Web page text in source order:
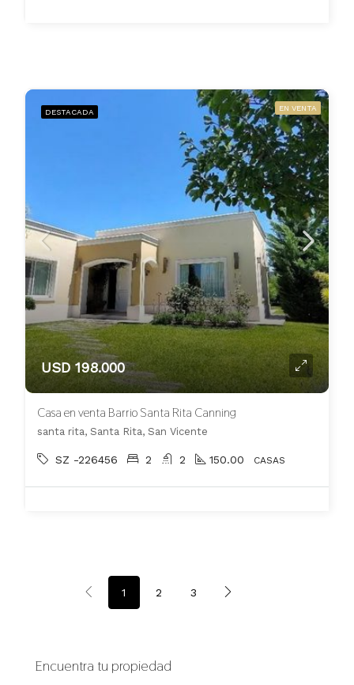
DESTACADA EN VENTA
USD 198.000
Casa en venta Barrio Santa Rita Canning
santa rita, Santa Rita, San Vicente
SZ -226456 2 2 150.00 CASAS
1 2 3
Encuentra tu propiedad